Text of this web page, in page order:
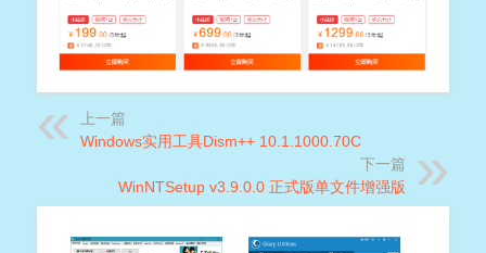
上一篇
Windows实用工具Dism++ 10.1.1000.70C
下一篇
WinNTSetup v3.9.0.0 正式版单文件增强版